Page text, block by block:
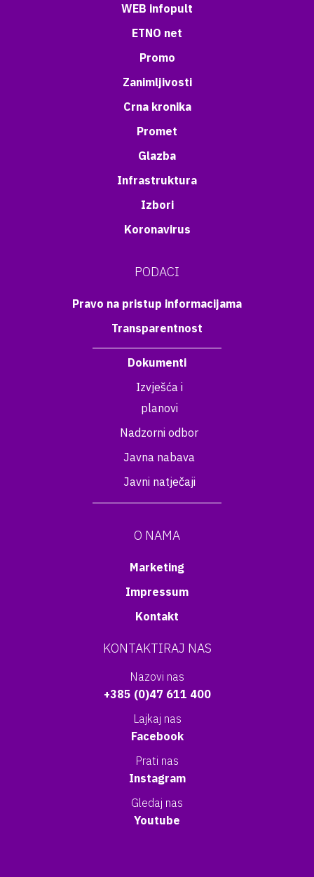
WEB infopult
ETNO net
Promo
Zanimljivosti
Crna kronika
Promet
Glazba
Infrastruktura
Izbori
Koronavirus
PODACI
Pravo na pristup informacijama
Transparentnost
Dokumenti
Izvješća i
planovi
Nadzorni odbor
Javna nabava
Javni natječaji
O NAMA
Marketing
Impressum
Kontakt
KONTAKTIRAJ NAS
Nazovi nas
+385 (0)47 611 400
Lajkaj nas
Facebook
Prati nas
Instagram
Gledaj nas
Youtube